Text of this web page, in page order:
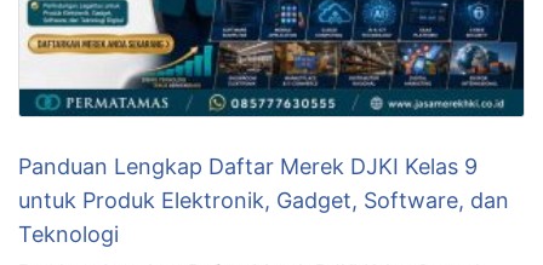
Panduan Lengkap Daftar Merek DJKI Kelas 9
untuk Produk Elektronik, Gadget, Software, dan
Teknologi